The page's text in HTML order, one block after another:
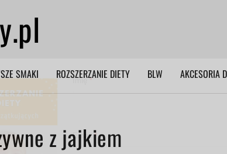
SMAKI ROZSZERZANIE DIETY BLW
AKCESORIA
z jajkiem
Imię*
Email*